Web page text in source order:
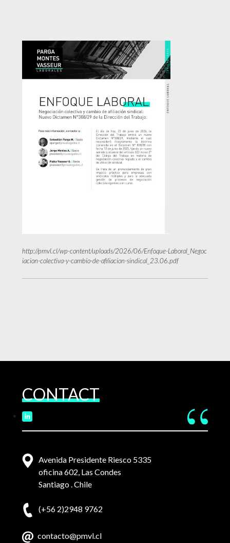
http://pmvl.cl/wp-content/uploads/2026/06/Enfoque-Laboral_Negoc
iacion-colectiva-y-cambio-de-afiliacion-sindical_23.06.pdf
CONTACT
Avenida Presidente Riesco 5335
oficina 602, Las Condes
Santiago . Chile
(+56 2)2948 9762
contacto@pmvl.cl